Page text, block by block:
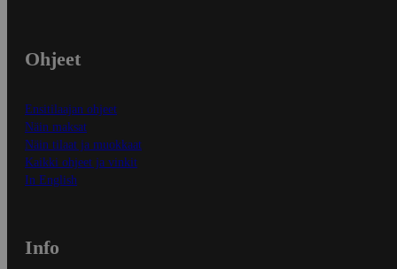
Ohjeet
Ensitilaajan ohjeet
Näin maksat
Näin tilaat ja muokkaat
Kaikki ohjeet ja vinkit
In English
Info